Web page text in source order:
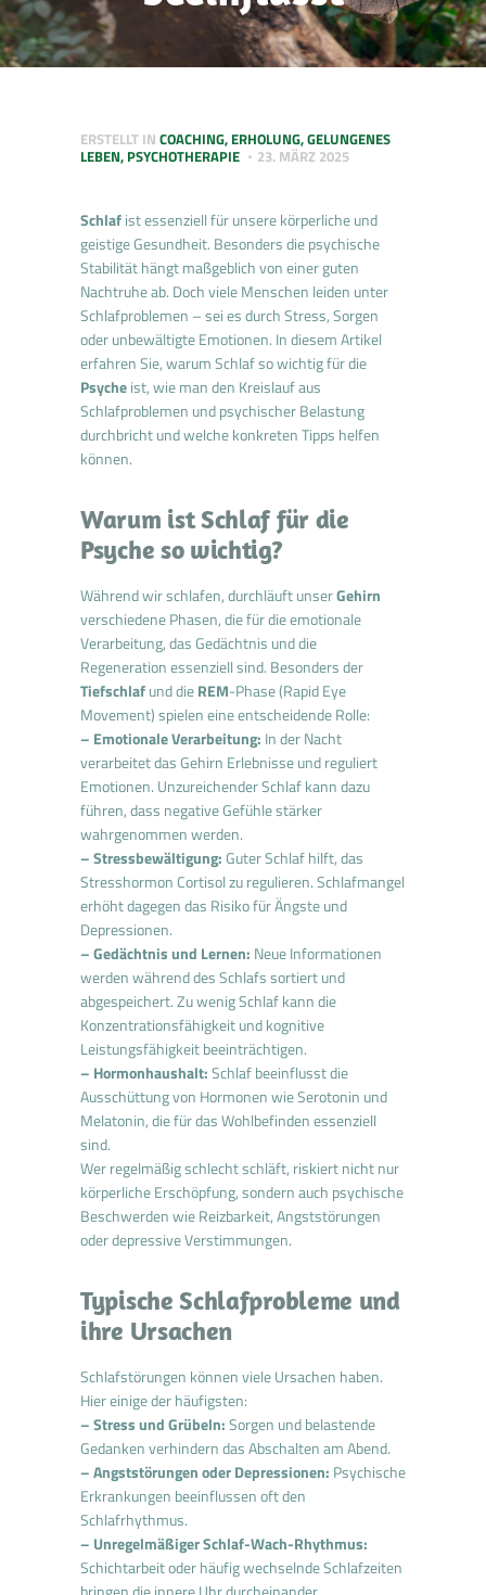
ERSTELLT IN COACHING, ERHOLUNG,GELUNGENES
LEBEN, PSYCHOTHERAPIE 23. MÄRZ 2025
Schlafist essenziell für unsere körperliche und
geistige Gesundheit. Besonders die psychische
Stabilität hängt maßgeblich von einer guten
Nachtruhe ab. Doch viele Menschen leiden unter
Schlafproblemen – sei es durch Stress, Sorgen
oder unbewältigte Emotionen. In diesem Artikel
erfahren Sie, warum Schlaf so wichtig für die
Psycheist, wie man den Kreislauf aus
Schlafproblemen und psychischer Belastung
durchbricht und welche konkreten Tipps helfen
können.
Warum ist Schlaf für die
Psyche so wichtig?
Während wir schlafen, durchläuft unserGehirn
verschiedene Phasen, die für die emotionale
Verarbeitung, das Gedächtnis und die
Regeneration essenziell sind. Besonders der
Tiefschlafund dieREM-Phase (Rapid Eye
Movement) spielen eine entscheidende Rolle:
– Emotionale Verarbeitung: In der Nacht
verarbeitet das Gehirn Erlebnisse und reguliert
Emotionen. Unzureichender Schlaf kann dazu
führen, dass negative Gefühle stärker
wahrgenommen werden.
– Stressbewältigung:Guter Schlaf hilft, das
Stresshormon Cortisol zu regulieren. Schlafmangel
erhöht dagegen das Risiko für Ängste und
Depressionen.
– Gedächtnis und Lernen: Neue Informationen
werden während des Schlafs sortiert und
abgespeichert. Zu wenig Schlaf kann die
Konzentrationsfähigkeit und kognitive
Leistungsfähigkeit beeinträchtigen.
– Hormonhaushalt:Schlaf beeinflusst die
Ausschüttung von Hormonen wie Serotonin und
Melatonin, die für das Wohlbefinden essenziell
sind.
Wer regelmäßig schlecht schläft, riskiert nicht nur
körperliche Erschöpfung, sondern auch psychische
Beschwerden wie Reizbarkeit, Angststörungen
oder depressive Verstimmungen.
Typische Schlafprobleme und
ihre Ursachen
Schlafstörungen können viele Ursachen haben.
Hier einige der häufigsten:
– Stress und Grübeln:Sorgen und belastende
Gedanken verhindern das Abschalten am Abend.
– Angststörungen oder Depressionen: Psychische
Erkrankungen beeinflussen oft den
Schlafrhythmus.
– Unregelmäßiger Schlaf-Wach-Rhythmus:
Schichtarbeit oder häufig wechselnde Schlafzeiten